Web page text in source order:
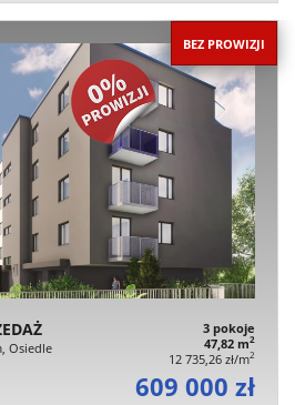
BEZ PROWIZJI
Osiedle
3 pokoje
47,82 m2
12 735,26 zł/m2
609 000 zł